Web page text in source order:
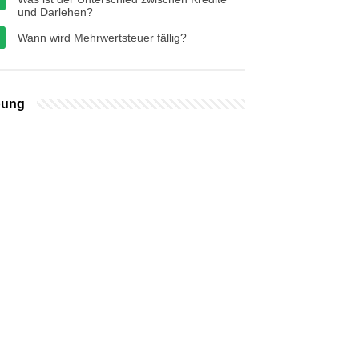
und Darlehen?
Wann wird Mehrwertsteuer fällig?